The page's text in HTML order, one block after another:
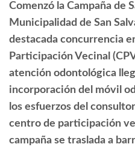
Comenzó la Campaña de
Municipalidad de San
destacada concurrencia
Participación Vecinal
atención odontológica
incorporación del móvil
los esfuerzos del
centro de participación
campaña se traslada a